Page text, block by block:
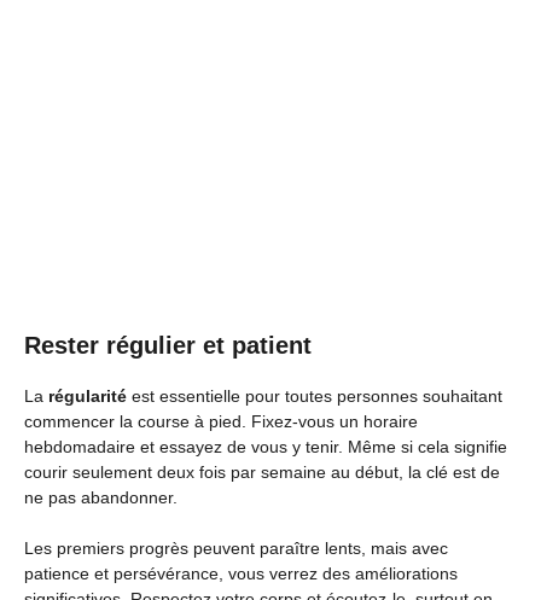
Rester régulier et patient
La régularité est essentielle pour toutes personnes souhaitant
commencer la course à pied. Fixez-vous un horaire
hebdomadaire et essayez de vous y tenir. Même si cela signifie
courir seulement deux fois par semaine au début, la clé est de
ne pas abandonner.
Les premiers progrès peuvent paraître lents, mais avec
patience et persévérance, vous verrez des améliorations